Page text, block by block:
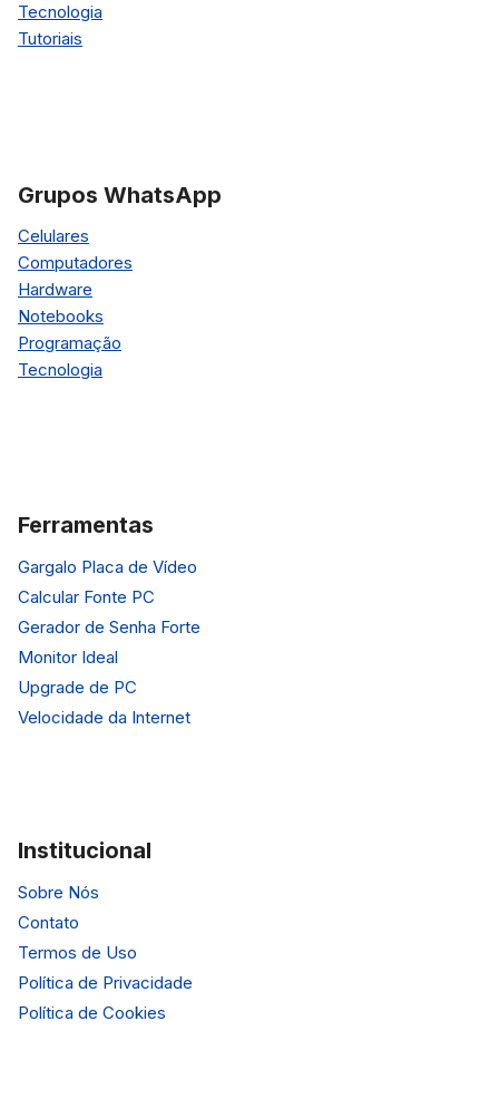
Tecnologia
Tutoriais
Grupos WhatsApp
Celulares
Computadores
Hardware
Notebooks
Programação
Tecnologia
Ferramentas
Gargalo Placa de Vídeo
Calcular Fonte PC
Gerador de Senha Forte
Monitor Ideal
Upgrade de PC
Velocidade da Internet
Institucional
Sobre Nós
Contato
Termos de Uso
Política de Privacidade
Política de Cookies